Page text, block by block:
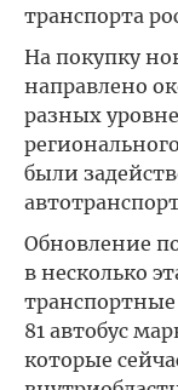
транспорта
На покупку
направлено
разных
были
Обновление
в несколько
81 автобус
которые